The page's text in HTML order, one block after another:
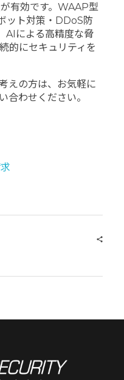
有効です。WAAP型
ット対策・DDoS防
AIによる高精度な脅
的にセキュリティを
えの方は、お気軽に
合わせください。